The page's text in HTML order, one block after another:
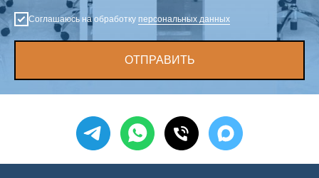
Соглашаюсь на обработку персональных данных
ОТПРАВИТЬ